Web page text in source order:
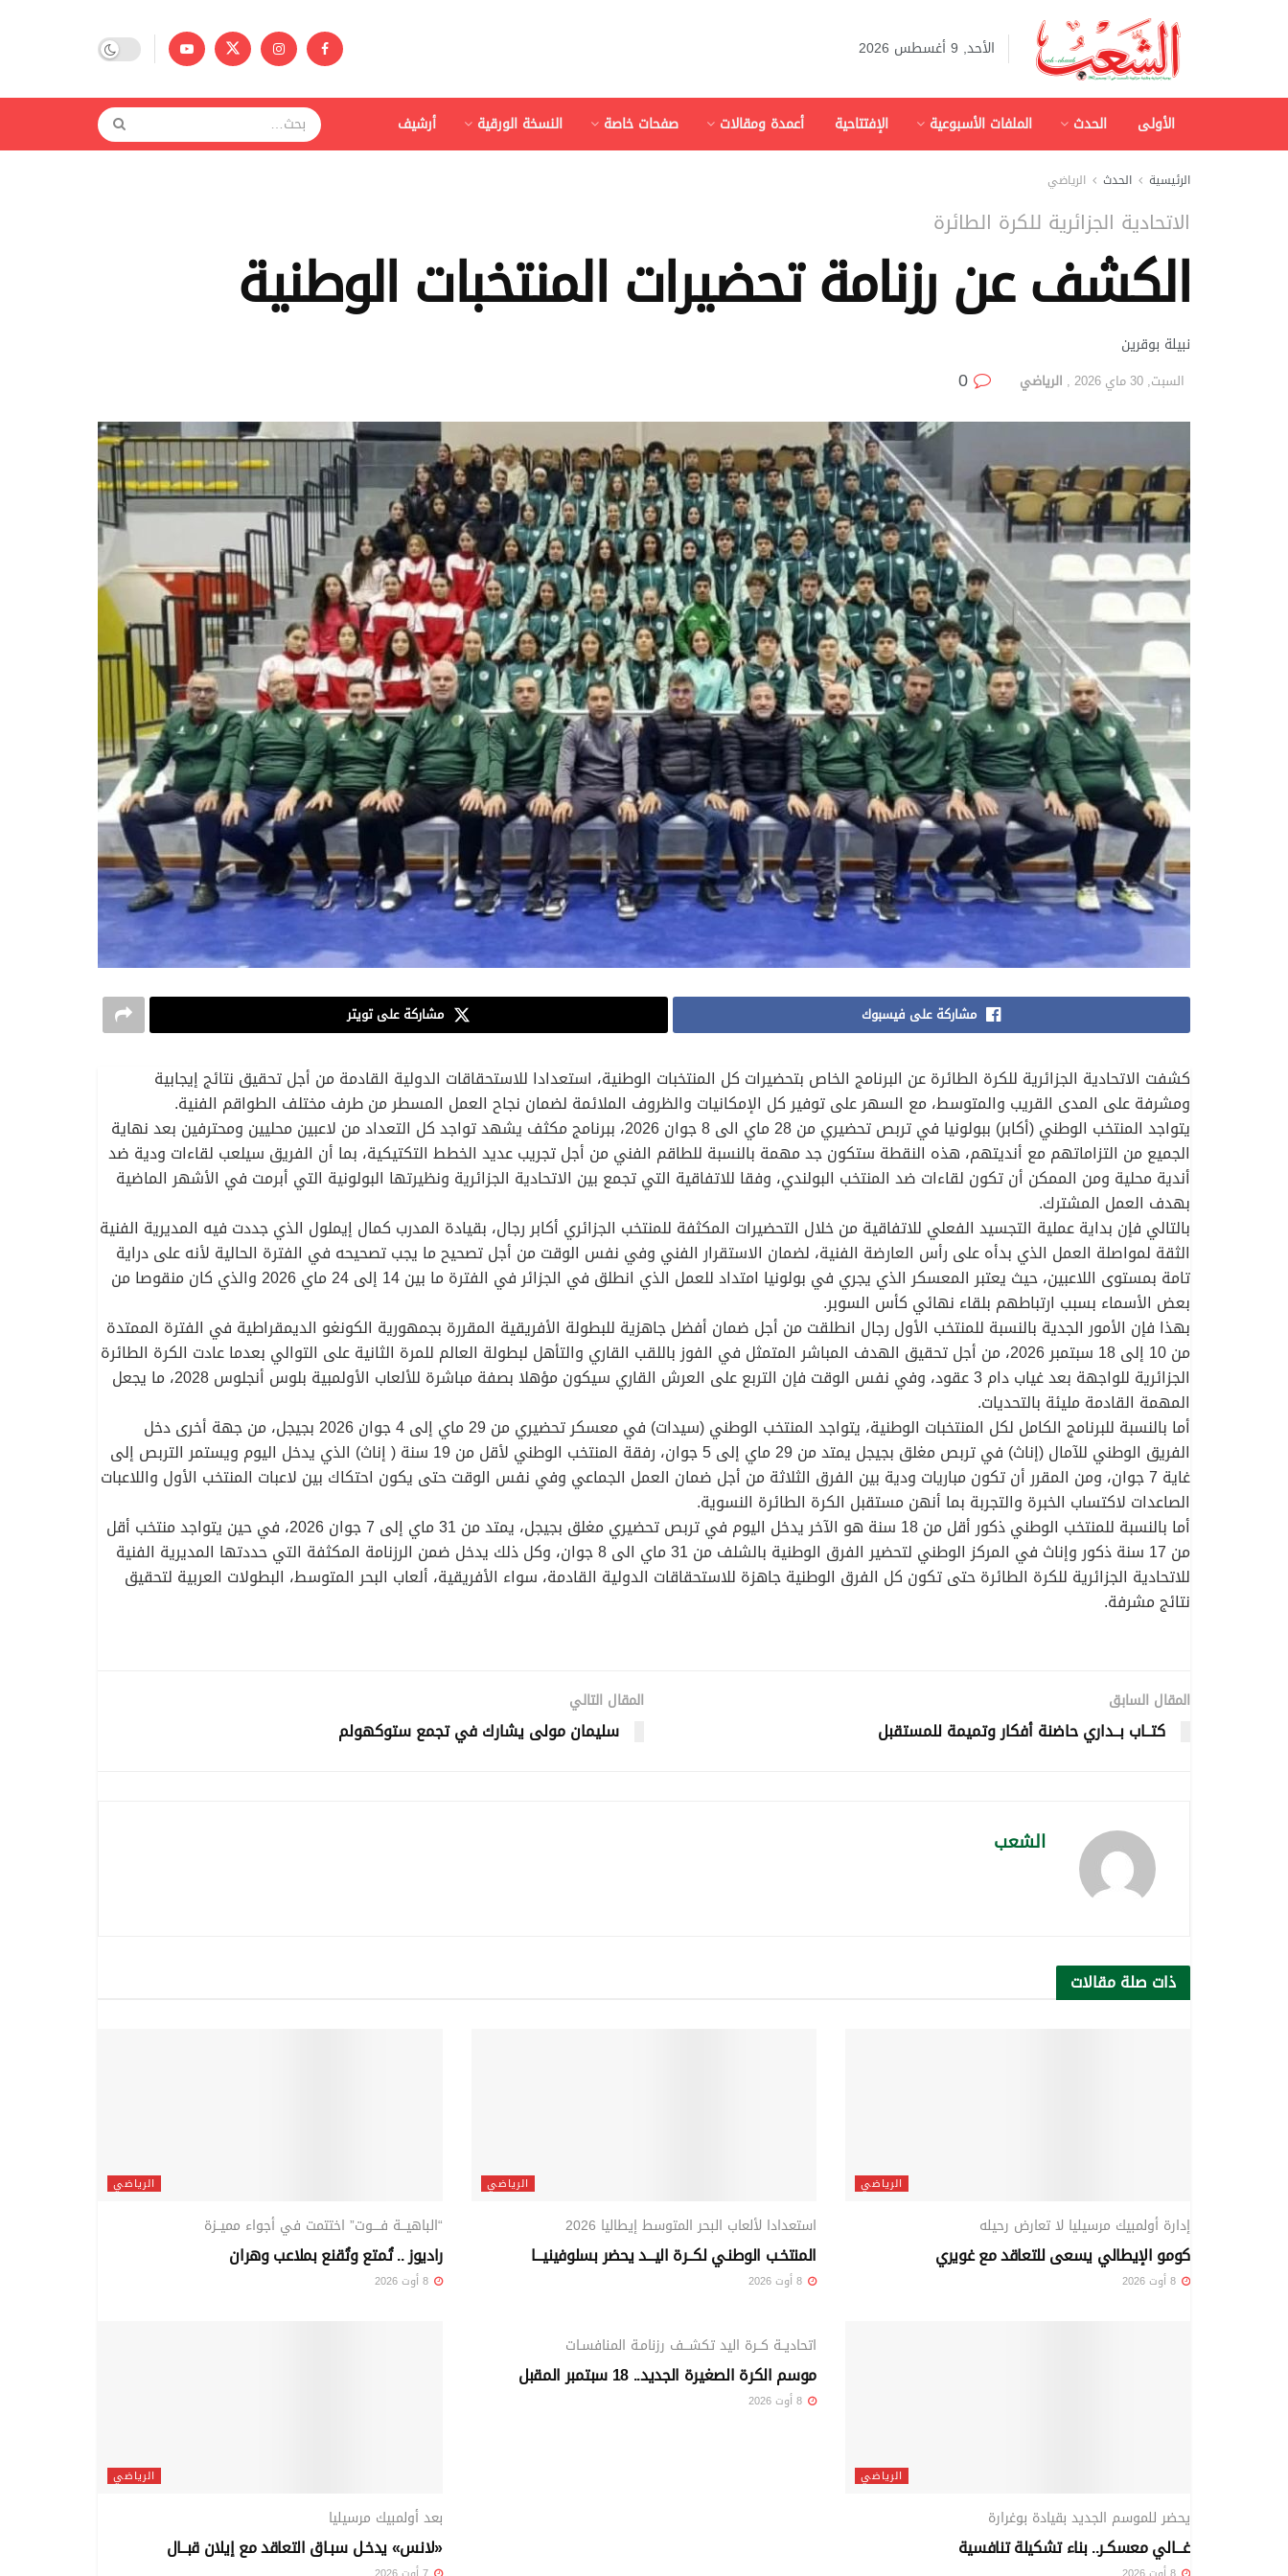
الأحد, 9 أغسطس 2026
الأولى الحدث الملفات الأسبوعية الإفتتاحية أعمدة ومقالات صفحات خاصة النسخة الورقية أرشيف
الرئيسية الحدث الرياضي
الاتحادية الجزائرية للكرة الطائرة
الكشف عن رزنامة تحضيرات المنتخبات الوطنية
نبيلة بوقرين
السبت, 30 ماي 2026 , الرياضي
مشاركة على فيسبوك مشاركة على تويتر
كشفت الاتحادية الجزائرية للكرة الطائرة عن البرنامج الخاص بتحضيرات كل المنتخبات الوطنية، استعدادا للاستحقاقات الدولية القادمة من أجل تحقيق نتائج إيجابية
ومشرفة على المدى القريب والمتوسط، مع السهر على توفير كل الإمكانيات والظروف الملائمة لضمان نجاح العمل المسطر من طرف مختلف الطواقم الفنية.
يتواجد المنتخب الوطني (أكابر) ببولونيا في تربص تحضيري من 28 ماي الى 8 جوان 2026، ببرنامج مكثف يشهد تواجد كل التعداد من لاعبين محليين ومحترفين بعد نهاية
الجميع من التزاماتهم مع أنديتهم، هذه النقطة ستكون جد مهمة بالنسبة للطاقم الفني من أجل تجريب عديد الخطط التكتيكية، بما أن الفريق سيلعب لقاءات ودية ضد
أندية محلية ومن الممكن أن تكون لقاءات ضد المنتخب البولندي، وفقا للاتفاقية التي تجمع بين الاتحادية الجزائرية ونظيرتها البولونية التي أبرمت في الأشهر الماضية
بهدف العمل المشترك.
بالتالي فإن بداية عملية التجسيد الفعلي للاتفاقية من خلال التحضيرات المكثفة للمنتخب الجزائري أكابر رجال، بقيادة المدرب كمال إيملول الذي جددت فيه المديرية الفنية
الثقة لمواصلة العمل الذي بدأه على رأس العارضة الفنية، لضمان الاستقرار الفني وفي نفس الوقت من أجل تصحيح ما يجب تصحيحه في الفترة الحالية لأنه على دراية
تامة بمستوى اللاعبين، حيث يعتبر المعسكر الذي يجري في بولونيا امتداد للعمل الذي انطلق في الجزائر في الفترة ما بين 14 إلى 24 ماي 2026 والذي كان منقوصا من
بعض الأسماء بسبب ارتباطهم بلقاء نهائي كأس السوبر.
بهذا فإن الأمور الجدية بالنسبة للمنتخب الأول رجال انطلقت من أجل ضمان أفضل جاهزية للبطولة الأفريقية المقررة بجمهورية الكونغو الديمقراطية في الفترة الممتدة
من 10 إلى 18 سبتمبر 2026، من أجل تحقيق الهدف المباشر المتمثل في الفوز باللقب القاري والتأهل لبطولة العالم للمرة الثانية على التوالي بعدما عادت الكرة الطائرة
الجزائرية للواجهة بعد غياب دام 3 عقود، وفي نفس الوقت فإن التربع على العرش القاري سيكون مؤهلا بصفة مباشرة للألعاب الأولمبية بلوس أنجلوس 2028، ما يجعل
المهمة القادمة مليئة بالتحديات.
أما بالنسبة للبرنامج الكامل لكل المنتخبات الوطنية، يتواجد المنتخب الوطني (سيدات) في معسكر تحضيري من 29 ماي إلى 4 جوان 2026 بجيجل، من جهة أخرى دخل
الفريق الوطني للآمال (إناث) في تربص مغلق بجيجل يمتد من 29 ماي إلى 5 جوان، رفقة المنتخب الوطني لأقل من 19 سنة ( إناث) الذي يدخل اليوم ويستمر التربص إلى
غاية 7 جوان، ومن المقرر أن تكون مباريات ودية بين الفرق الثلاثة من أجل ضمان العمل الجماعي وفي نفس الوقت حتى يكون احتكاك بين لاعبات المنتخب الأول واللاعبات
الصاعدات لاكتساب الخبرة والتجربة بما أنهن مستقبل الكرة الطائرة النسوية.
أما بالنسبة للمنتخب الوطني ذكور أقل من 18 سنة هو الآخر يدخل اليوم في تربص تحضيري مغلق بجيجل، يمتد من 31 ماي إلى 7 جوان 2026، في حين يتواجد منتخب أقل
من 17 سنة ذكور وإناث في المركز الوطني لتحضير الفرق الوطنية بالشلف من 31 ماي الى 8 جوان، وكل ذلك يدخل ضمن الرزنامة المكثفة التي حددتها المديرية الفنية
للاتحادية الجزائرية للكرة الطائرة حتى تكون كل الفرق الوطنية جاهزة للاستحقاقات الدولية القادمة، سواء الأفريقية، ألعاب البحر المتوسط، البطولات العربية لتحقيق
نتائج مشرفة.
المقال السابق
كتــاب بــداري حاضنة أفكار وتميمة للمستقبل
المقال التالي
سليمان مولى يشارك في تجمع ستوكهولم
الشعب
ذات صلةمقالات
الرياضي
إدارة أولمبيك مرسيليا لا تعارض رحيله
كومو الإيطالي يسعى للتعاقد مع غويري
الرياضي
استعدادا لألعاب البحر المتوسط إيطاليا 2026
المنتخـب الوطنـي لكــرة اليـــد يحضر بسلوفينيـــا
الرياضي
“الباهيـــة فــــوت” اختتمت في أجواء مميــزة
راديوز .. تُمتع وتُقنع بملاعب وهران
الرياضي
يحضر للموسم الجديد بقيادة بوغرارة
غـــالي معسكـر.. بناء تشكيلة تنافسية
اتحاديــة كــرة اليد تكشـــف رزنامـة المنافسـات
موسم الكرة الصغيرة الجديد.. 18 سبتمبر المقبل
الرياضي
بعد أولمبيك مرسيليا
«لانس» يدخـل سبـاق التعاقد مع إيلان قبــال